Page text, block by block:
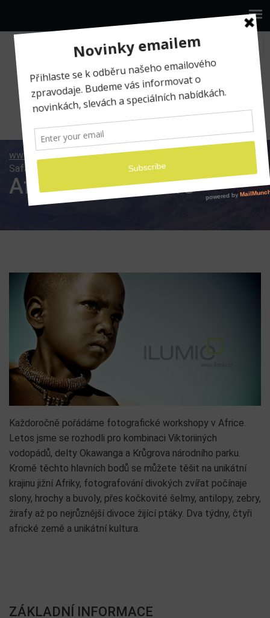
www.ilumio.cz Fotografické expedice
Safari 2013
Africké Safari 2013
Každoročně pořádáme fotografické workshopy v Africe.
Letos jsme se rozhodli pro kombinaci Viktoriiných
vodopádů, delty Okawanga a Krůgrova národního parku.
Kromě těchto hlavních bodů se můžete těšit na unikátní
krajinu jižní Afriky, fotografování divokých zvířat počínaje
slony, hrochy a buvoly, přes kočkovité šelmy, antilopy, zebry,
žirafy až po nejrůznější divoce žijící ptáky. Dva týdny, čtyři
africké země a unikátní kultura.
ZÁKLADNÍ INFORMACE